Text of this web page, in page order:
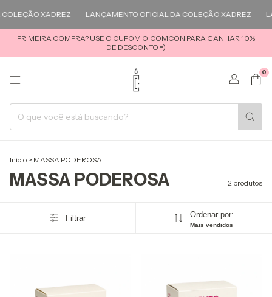
XADREZ LANÇAMENTO OFICIAL DA COLEÇÃO XADREZ
PRIMEIRA COMPRA? USE O CUPOM OICOMCON PARA GANHAR 10%
DE DESCONTO =)
0
Início > MASSA PODEROSA
MASSA PODEROSA 2 produtos
Filtrar Ordenar por:
Mais vendidos